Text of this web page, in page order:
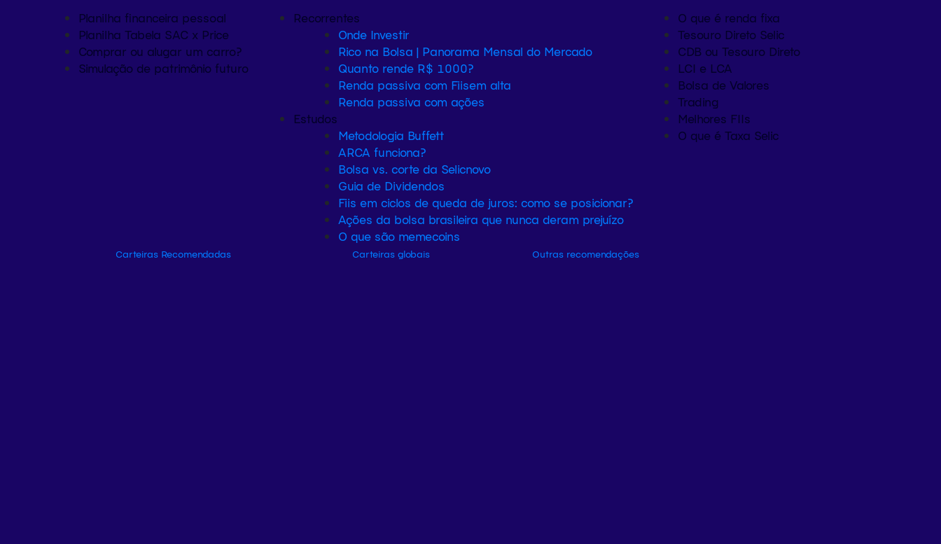
Planilha financeira pessoal
Planilha Tabela SAC x Price
Comprar ou alugar um carro?
Simulação de patrimônio futuro
Recorrentes
Onde Investir
Rico na Bolsa | Panorama Mensal do Mercado
Quanto rende R$ 1000?
Renda passiva com Fiisem alta
Renda passiva com ações
Estudos
Metodologia Buffett
ARCA funciona?
Bolsa vs. corte da Selicnovo
Guia de Dividendos
Fiis em ciclos de queda de juros: como se posicionar?
Ações da bolsa brasileira que nunca deram prejuízo
O que são memecoins
O que é renda fixa
Tesouro Direto Selic
CDB ou Tesouro Direto
LCI e LCA
Bolsa de Valores
Trading
Melhores FIIs
O que é Taxa Selic
Carteiras Recomendadas Carteiras globais Outras recomendações